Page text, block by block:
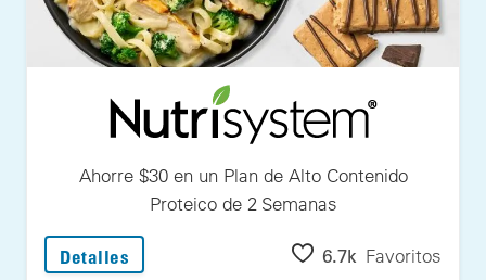
Ahorre $30 en un Plan de Alto Contenido
Proteico de 2 Semanas
Detalles : Ahorre $30 en un Plan de Alto Contenido
6.7k Favoritos